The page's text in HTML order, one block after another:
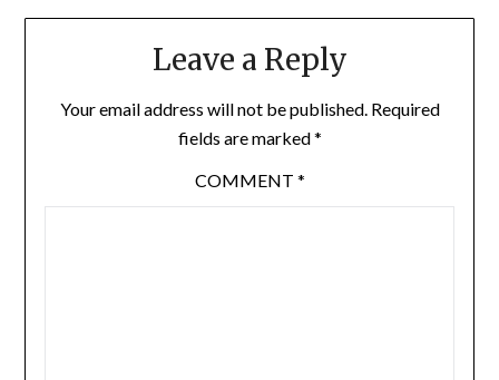
Leave a Reply
Your email address will not be published. Required
fields are marked*
COMMENT *